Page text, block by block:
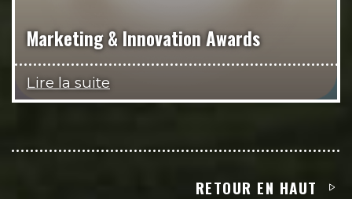
Marketing & Innovation Awards
Lire la suite
RETOUR EN HAUT